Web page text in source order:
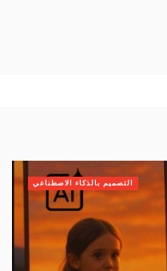
التصميم بالذكاء الاصطناعي